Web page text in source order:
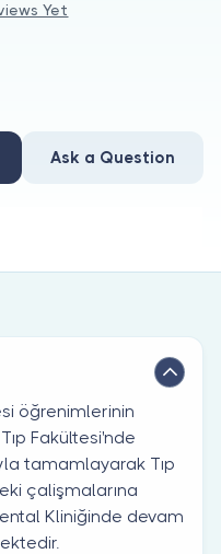
Yet
Ask a Question
öğrenimlerinin
Fakültesi'nde
tamamlayarak Tıp
çalişmalarına
Kliniğinde devam